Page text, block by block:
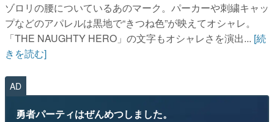
ゾロリの腰についているあのマーク。パーカーや刺繍キャッ
プなどのアパレルは黒地で“きつね色”が映えてオシャレ。
「THE NAUGHTY HERO」の文字もオシャレさを演出... [続
きを読む]
AD
勇者パーティはぜんめつしました。